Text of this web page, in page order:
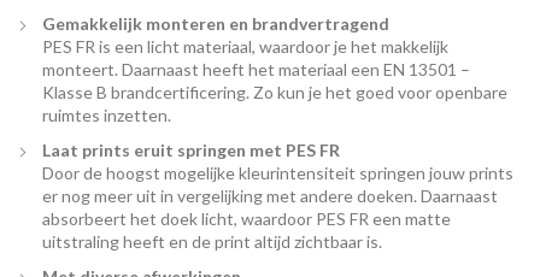
Gemakkelijk monteren en brandvertragend
PES FR is een licht materiaal, waardoor je het makkelijk
monteert. Daarnaast heeft het materiaal een EN 13501 –
Klasse B brandcertificering. Zo kun je het goed voor openbare
ruimtes inzetten.
Laat prints eruit springen met PES FR
Door de hoogst mogelijke kleurintensiteit springen jouw prints
er nog meer uit in vergelijking met andere doeken. Daarnaast
absorbeert het doek licht, waardoor PES FR een matte
uitstraling heeft en de print altijd zichtbaar is.